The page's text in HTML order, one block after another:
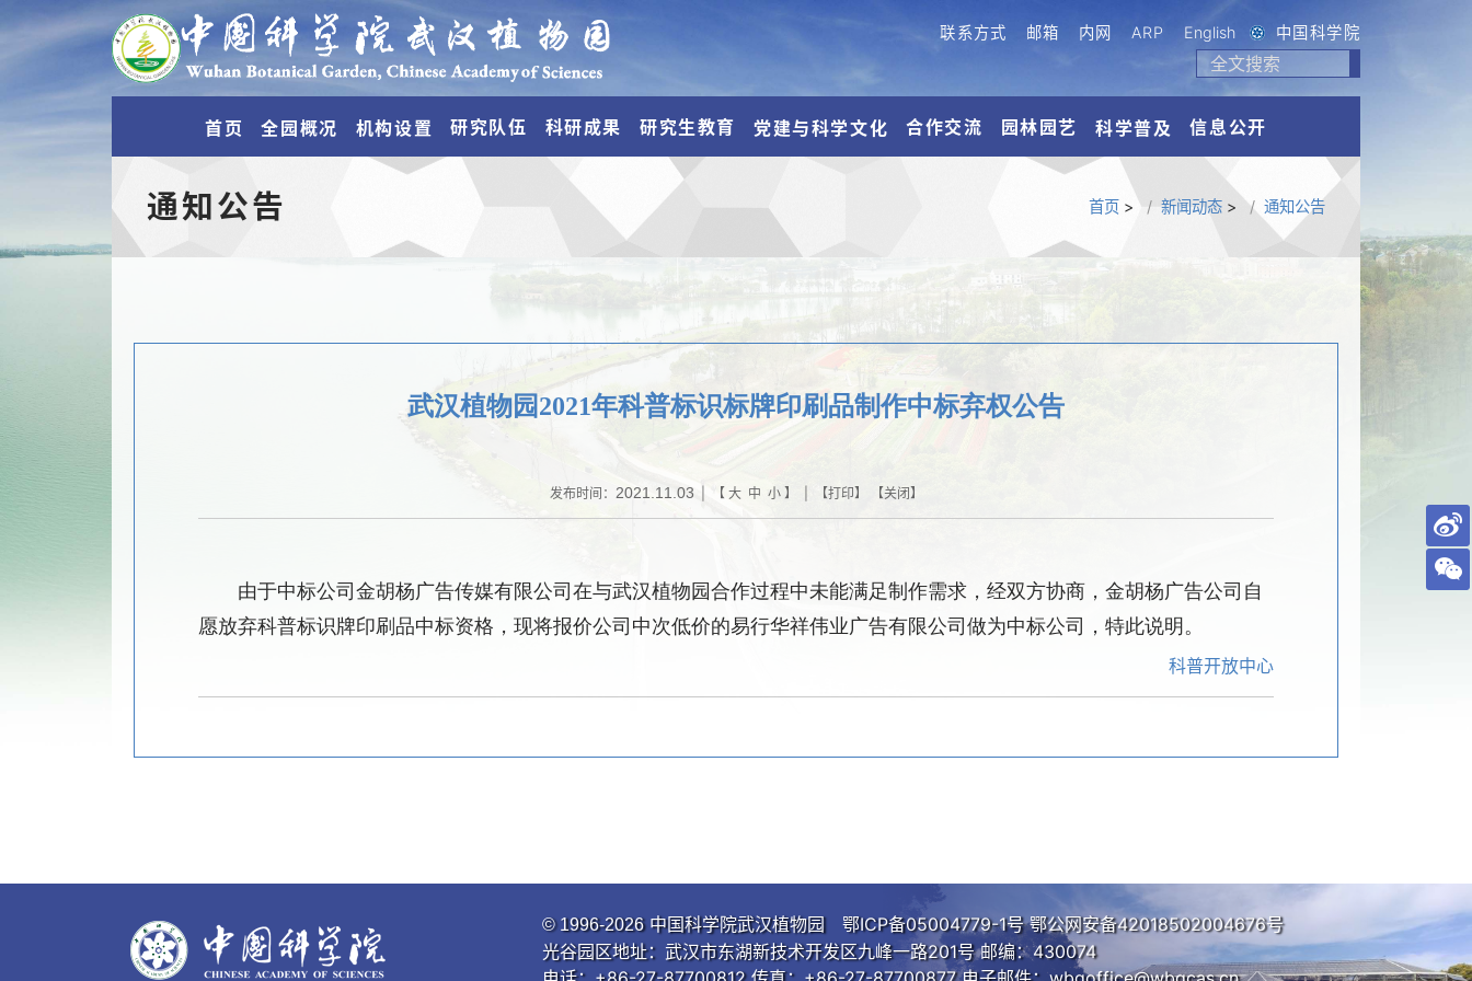
联系方式 邮箱 内网 ARP English 中国科学院
首页 全园概况 机构设置 研究队伍 科研成果 研究生教育 党建与科学文化 合作交流 园林园艺 科学普及 信息公开
通知公告 首页> 新闻动态> 通知公告
武汉植物园2021年科普标识标牌印刷品制作中标弃权公告
发布时间： 2021.11.03| 【 大 中 小】 | 【打印】 【关闭】
由于中标公司金胡杨广告传媒有限公司在与武汉植物园合作过程中未能满足制作需求，经双方协商 ， 金胡杨广告公司自
愿放弃科普标识牌印刷品中标资格 ， 现将报价公司中次低价的易行华祥伟业广告有限公司做为中标公司，特此说明。
科普开放中心
© 1996-2026中国科学院武汉植物园鄂ICP备05004779-1号鄂公网安备42018502004676号
光谷园区地址：武汉市东湖新技术开发区九峰一路201号 邮编：430074